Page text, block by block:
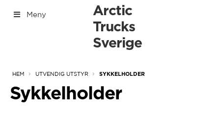
till
till
Arctic
Trucks
Sverige
Meny
HEM UTVENDIG UTSTYR SYKKELHOLDER
Sykkelholder